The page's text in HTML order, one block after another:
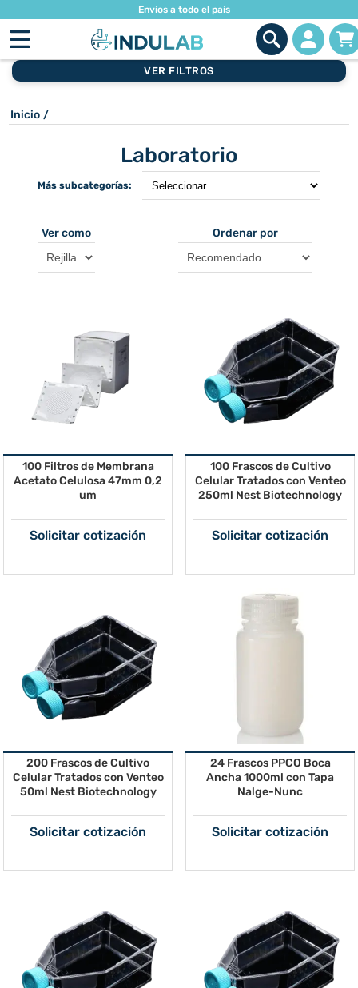
Envíos a todo el país
VER FILTROS
Inicio /
Laboratorio
Más subcategorías:
Ver como Ordenar por
100 Filtros de Membrana
Acetato Celulosa 47mm 0,2
um
Solicitar cotización
100 Frascos de Cultivo
Celular Tratados con Venteo
250ml Nest Biotechnology
Solicitar cotización
200 Frascos de Cultivo
Celular Tratados con Venteo
50ml Nest Biotechnology
Solicitar cotización
24 Frascos PPCO Boca
Ancha 1000ml con Tapa
Nalge-Nunc
Solicitar cotización